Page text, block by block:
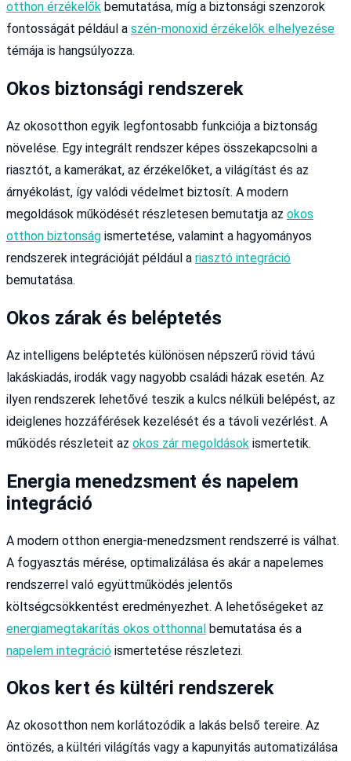
otthon érzékelők bemutatása, míg a biztonsági szenzorok
fontosságát például a szén-monoxid érzékelők elhelyezése
témája is hangsúlyozza.
Okos biztonsági rendszerek
Az okosotthon egyik legfontosabb funkciója a biztonság
növelése. Egy integrált rendszer képes összekapcsolni a
riasztót, a kamerákat, az érzékelőket, a világítást és az
árnyékolást, így valódi védelmet biztosít. A modern
megoldások működését részletesen bemutatja az okos
otthon biztonság ismertetése, valamint a hagyományos
rendszerek integrációját például a riasztó integráció
bemutatása.
Okos zárak és beléptetés
Az intelligens beléptetés különösen népszerű rövid távú
lakáskiadás, irodák vagy nagyobb családi házak esetén. Az
ilyen rendszerek lehetővé teszik a kulcs nélküli belépést, az
ideiglenes hozzáférések kezelését és a távoli vezérlést. A
működés részleteit az okos zár megoldások ismertetik.
Energia menedzsment és napelem
integráció
A modern otthon energia-menedzsment rendszerré is válhat.
A fogyasztás mérése, optimalizálása és akár a napelemes
rendszerrel való együttműködés jelentős
költségcsökkentést eredményezhet. A lehetőségeket az
energiamegtakarítás okos otthonnal bemutatása és a
napelem integráció ismertetése részletezi.
Okos kert és kültéri rendszerek
Az okosotthon nem korlátozódik a lakás belső tereire. Az
öntözés, a kültéri világítás vagy a kapunyitás automatizálása